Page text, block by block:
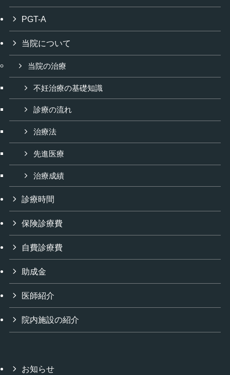
PGT-A
当院について
当院の治療
不妊治療の基礎知識
診療の流れ
治療法
先進医療
治療成績
診療時間
保険診療費
自費診療費
助成金
医師紹介
院内施設の紹介
お知らせ